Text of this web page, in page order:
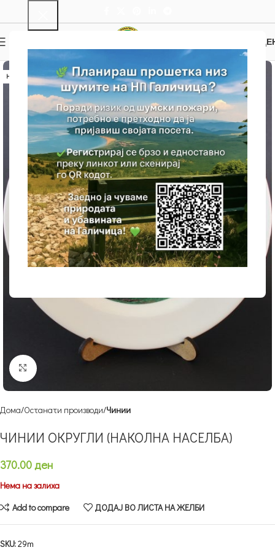
НЕМА ЗАЛИХА
Кликнете за зголемување
Дома Останати производи Чинии
ЧИНИИ ОКРУГЛИ (НАКОЛНА НАСЕЛБА)
370.00ден
Нема на залиха
Add to compare
ДОДАЈ ВО ЛИСТА НА ЖЕЛБИ
SKU:29m